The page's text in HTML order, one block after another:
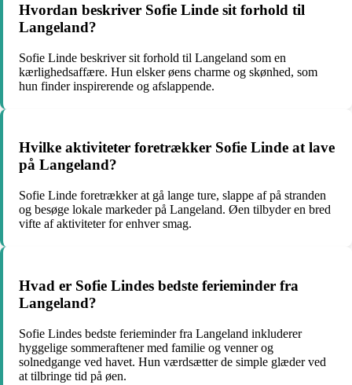
Hvordan beskriver Sofie Linde sit forhold til
Langeland?
Sofie Linde beskriver sit forhold til Langeland som en
kærlighedsaffære. Hun elsker øens charme og skønhed, som
hun finder inspirerende og afslappende.
Hvilke aktiviteter foretrækker Sofie Linde at lave
på Langeland?
Sofie Linde foretrækker at gå lange ture, slappe af på stranden
og besøge lokale markeder på Langeland. Øen tilbyder en bred
vifte af aktiviteter for enhver smag.
Hvad er Sofie Lindes bedste ferieminder fra
Langeland?
Sofie Lindes bedste ferieminder fra Langeland inkluderer
hyggelige sommeraftener med familie og venner og
solnedgange ved havet. Hun værdsætter de simple glæder ved
at tilbringe tid på øen.